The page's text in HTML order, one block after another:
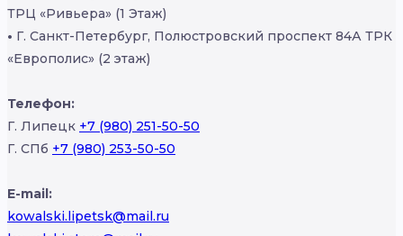
ТРЦ «Ривьера» (1 Этаж)
• Г. Санкт-Петербург, Полюстровский проспект 84А ТРК
«Европолис» (2 этаж)
Телефон:
Г. Липецк +7 (980) 251-50-50
Г. СПб +7 (980) 253-50-50
E-mail:
kowalski.lipetsk@mail.ru